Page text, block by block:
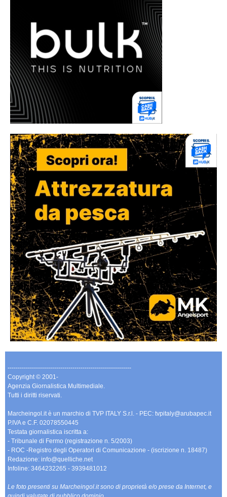
-------------------------------------------------------------
Copyright © 2001-
Agenzia Giornalistica Multimediale.
Tutti i diritti riservati.
Marcheingol.it è un marchio di TVP ITALY S.r.l. - PEC: tvpitaly@arubapec.it
P.IVA e C.F. 02078550445
Testata giornalistica iscritta a:
- Tribunale di Fermo (registrazione n. 5/2003)
- ROC -Registro degli Operatori di Comunicazione - (iscrizione n. 18487)
Redazione: info@quelliche.net
Infoline: 3464232265 - 3939481012
Le foto presenti su Marcheingol.it sono di proprietà e/o prese da Internet, e